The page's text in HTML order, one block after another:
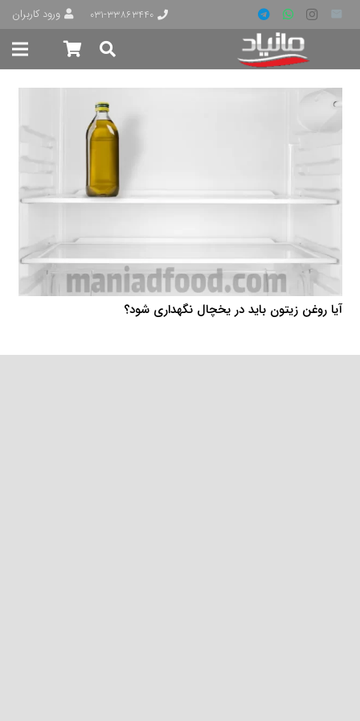
۰۳۱-۳۳۸۶۳۴۴۰ ورود کاربران
آیا روغن زیتون باید در یخچال نگهداری شود؟